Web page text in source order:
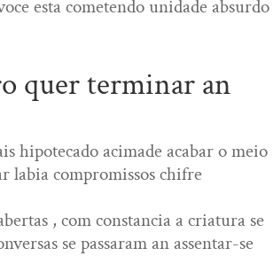
esta cometendo unidade absurdo
quer terminar an
hipotecado acimade acabar o meio
labia compromissos chifre
, com constancia a criatura se
se passaram an assentar-se